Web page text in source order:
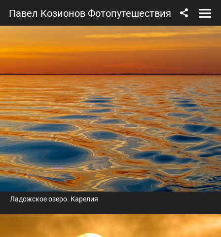
Павел Козионов Фотопутешествия
Ладожское озеро. Карелия